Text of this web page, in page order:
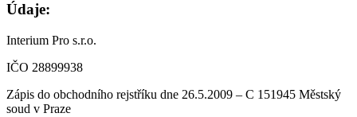
Údaje:
Interium Pro s.r.o.
IČO 28899938
Zápis do obchodního rejstříku dne 26.5.2009 – C 151945 Městský
soud v Praze